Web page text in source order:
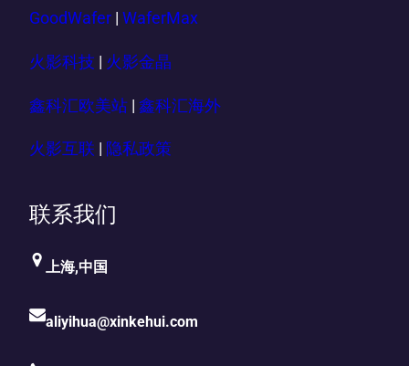
GoodWafer WaferMax
火影科技 火影金晶
鑫科汇欧美站 | 鑫科汇海外
火影互联 隐私政策
联系我们
上海,中国
aliyihua@xinkehui.com